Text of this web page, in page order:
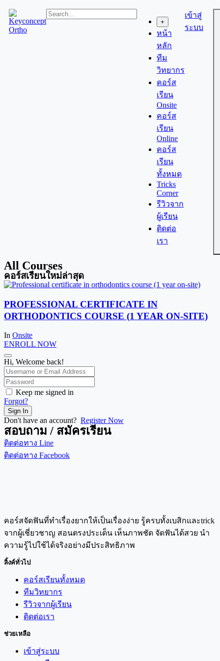
Skip
to
content
+
หน้า
หลัก
ทีม
วิทยากร
คอร์ส
เรียน
Onsite
คอร์ส
เรียน
Online
คอร์ส
เรียน
ทั้งหมด
Tricks
Corner
รีวิวจาก
ผู้เรียน
ติดต่อ
เรา
เข้าสู่
ระบบ
All Courses
คอร์สเรียนใหม่ล่าสุด
PROFESSIONAL CERTIFICATE IN
ORTHODONTICS COURSE (1 YEAR ON-SITE)
In Onsite
ENROLL NOW
Hi, Welcome back!
Keep me signed in
Forgot?
Sign In
Don't have an account? Register Now
สอบถาม / สมัครเรียน
ติดต่อทาง Line
ติดต่อทาง Facebook
คอร์สจัดฟันที่ทำเรื่องยากให้เป็นเรื่องง่าย รู้ครบทั้งเบสิกและtrick
จากผู้เชี่ยวชาญ สอนตรงประเด็น เห็นภาพชัด จัดฟันได้สวย นำ
ความรู้ไปใช้ได้จริงอย่างมีประสิทธิภาพ
ลิ้งค์ทั่วไป
คอร์สเรียนทั้งหมด
ทีมวิทยากร
รีวิวจากผู้เรียน
ติดต่อเรา
ช่วยเหลือ
เข้าสู่ระบบ